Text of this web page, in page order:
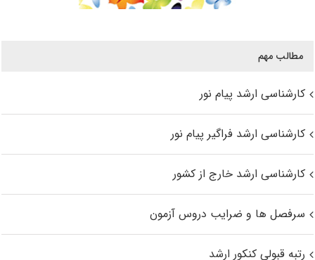
مطالب مهم
کارشناسی ارشد پیام نور
کارشناسی ارشد فراگیر پیام نور
کارشناسی ارشد خارج از کشور
سرفصل ها و ضرایب دروس آزمون
رتبه قبولی کنکور ارشد